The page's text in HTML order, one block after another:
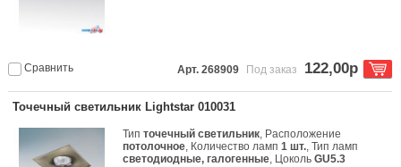
Сравнить Арт. 268909 Под заказ 122,00р
Точечный светильник Lightstar 010031
Типточечный светильник, Расположение
потолочное, Количество ламп1 шт., Тип ламп
светодиодные, галогенные, ЦокольGU5.3